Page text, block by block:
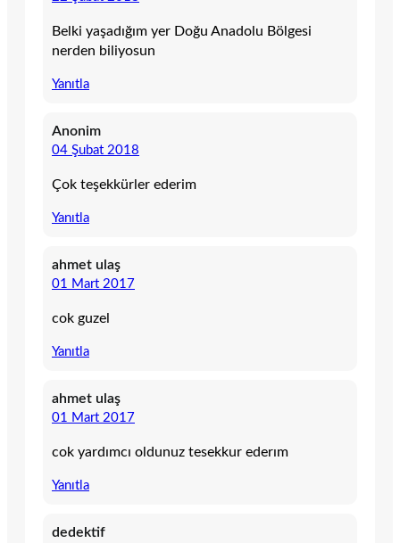
Belki yaşadığım yer Doğu Anadolu Bölgesi
nerden biliyosun
Yanıtla
Anonim
04 Şubat 2018
Çok teşekkürler ederim
Yanıtla
ahmet ulaş
01 Mart 2017
cok guzel
Yanıtla
ahmet ulaş
01 Mart 2017
cok yardımcı oldunuz tesekkur ederım
Yanıtla
dedektif